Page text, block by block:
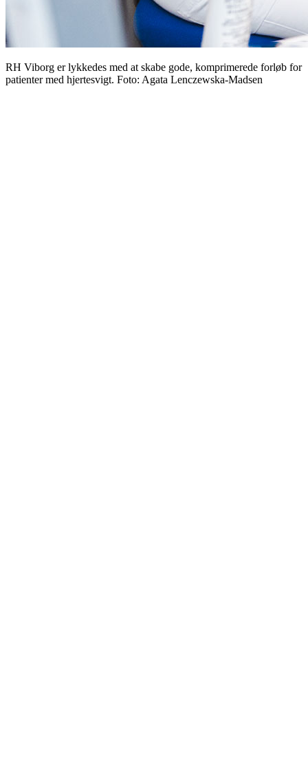
RH Viborg er lykkedes med at skabe gode, komprimerede forløb for
patienter med hjertesvigt. Foto: Agata Lenczewska-Madsen